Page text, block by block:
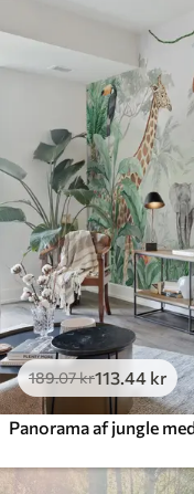
Standard
385.83 .50 kr/m²
Premium
448.33269.00kr/m²
Premium vinyl
516.67310.00kr/m²
Peel and Stick
666.67400.00 kr/m²
189.07kr113 .44 kr
Panorama af jungle